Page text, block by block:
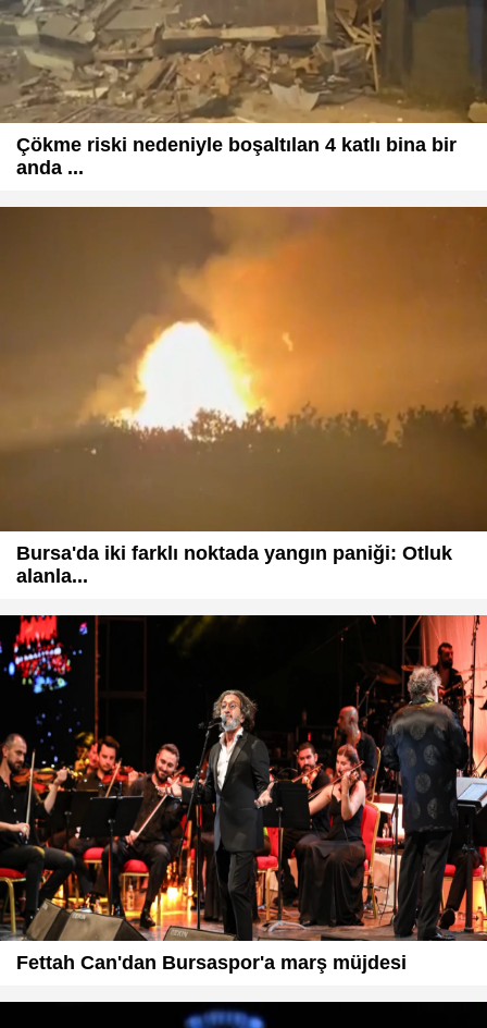
Çökme riski nedeniyle boşaltılan 4 katlı bina bir
anda ...
Bursa'da iki farklı noktada yangın paniği: Otluk
alanla...
Fettah Can'dan Bursaspor'a marş müjdesi